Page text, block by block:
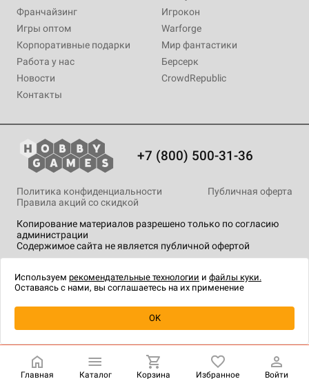
Уведомить о наличии
Франчайзинг
Игры оптом
Корпоративные подарки
Работа у нас
Новости
Контакты
Игрокон
Warforge
Мир фантастики
Берсерк
CrowdRepublic
+7 (800) 500-31-36
Копирование материалов разрешено только по согласию
администрации
Содержимое сайта не является публичной офертой
Политика конфиденциальности
Публичная оферта
Правила акций со скидкой
технологии.
Главная Каталог Корзина Избранное Войти
Используем рекомендательные технологии и файлы куки.
Оставаясь с нами, вы соглашаетесь на их применение
OK